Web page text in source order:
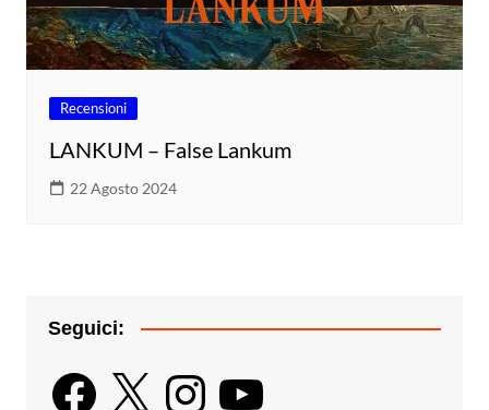
Recensioni
LANKUM – False Lankum
22 Agosto 2024
Seguici:
Facebook
X InstagramYouTube